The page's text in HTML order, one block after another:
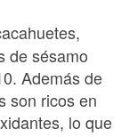
de sésamo
Además de
son ricos en
lo que